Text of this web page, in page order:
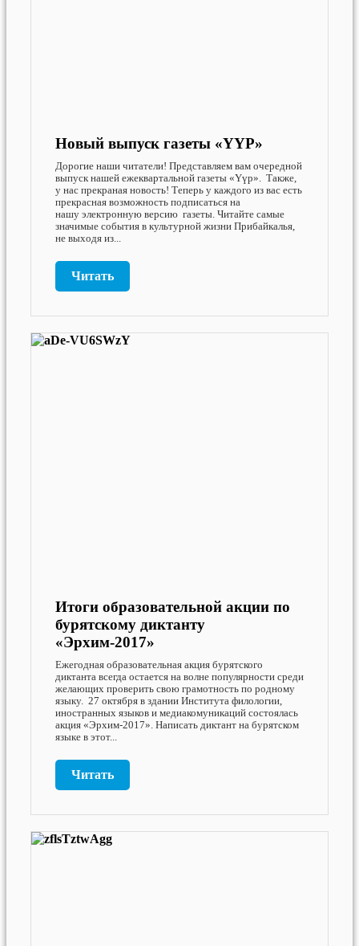
Новый выпуск газеты «ҮҮР»
Дорогие наши читатели! Представляем вам очередной
выпуск нашей ежеквартальной газеты «Үүр». Также,
у нас прекраная новость! Теперь у каждого из вас есть
прекрасная возможность подписаться на
нашу электронную версию газеты. Читайте самые
значимые события в культурной жизни Прибайкалья,
не выходя из...
Читать
Итоги образовательной акции по
бурятскому диктанту
«Эрхим-2017»
Ежегодная образовательная акция бурятского
диктанта всегда остается на волне популярности среди
желающих проверить свою грамотность по родному
языку. 27 октября в здании Института филологии,
иностранных языков и медиакомуникаций состоялась
акция «Эрхим-2017». Написать диктант на бурятском
языке в этот...
Читать